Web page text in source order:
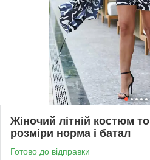
Жіночий літній костюм
розміри норма і батал
Готово до відправки